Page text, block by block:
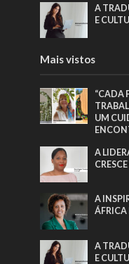
A
E
Mais vistos
“CADA
UM
A
A
ÁFRICA
A
E